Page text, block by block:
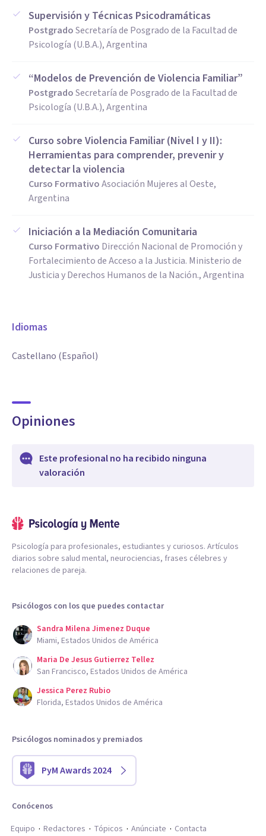
Supervisión y Técnicas Psicodramáticas
PostgradoSecretaría de Posgrado de la Facultad de
Psicología (U.B.A.), Argentina
“Modelos de Prevención de Violencia Familiar”
PostgradoSecretaría de Posgrado de la Facultad de
Psicología (U.B.A.), Argentina
Curso sobre Violencia Familiar (Nivel I y II):
Herramientas para comprender, prevenir y
detectar la violencia
Curso FormativoAsociación Mujeres al Oeste,
Argentina
Iniciación a la Mediación Comunitaria
Curso Formativo Dirección Nacional de Promoción y
Fortalecimiento de Acceso a la Justicia. Ministerio de
Justicia y Derechos Humanos de la Nación., Argentina
Idiomas
Castellano (Español)
Opiniones
Este profesional no ha recibido ninguna
valoración
Psicología para profesionales, estudiantes y curiosos. Artículos
diarios sobre salud mental, neurociencias, frases célebres y
relaciones de pareja.
Psicólogos con los que puedes contactar
Sandra Milena Jimenez Duque
Miami, Estados Unidos de América
Maria De Jesus Gutierrez Tellez
San Francisco, Estados Unidos de América
Jessica Perez Rubio
Florida, Estados Unidos de América
Psicólogos nominados y premiados
PyM Awards 2024
Conócenos
Equipo
Redactores Tópicos Anúnciate Contacta